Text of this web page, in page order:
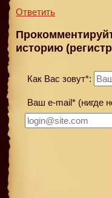
Ответить
историю
Как Вас зовут*:
Ваш e-mail* (нигде